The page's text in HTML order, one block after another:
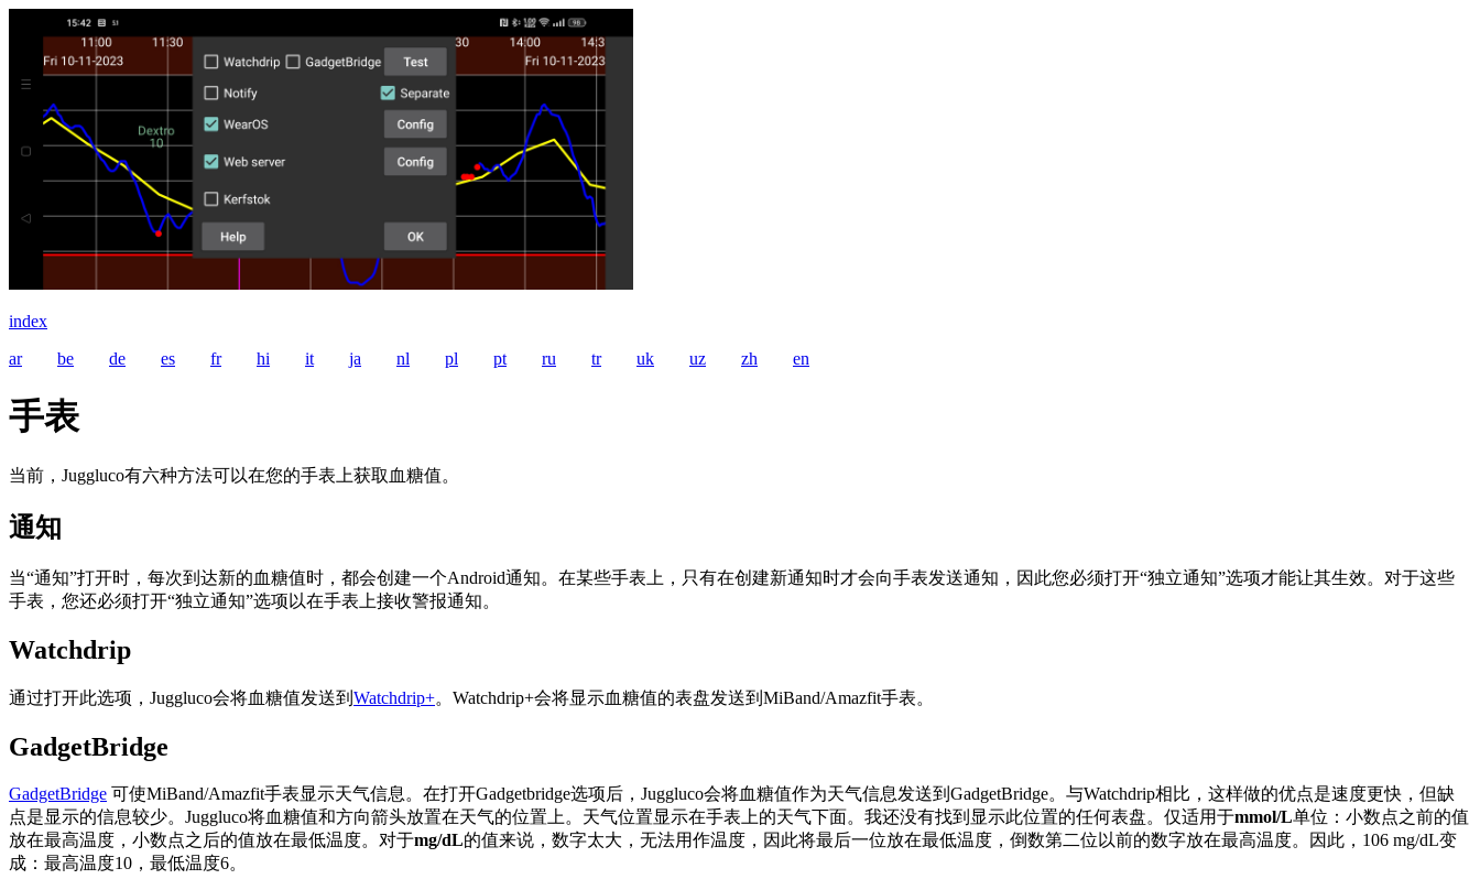
index
ar
be de es fr hi it ja nl pl pt ru tr uk uz zh en
手表
当前，Juggluco有六种方法可以在您的手表上获取血糖值。
通知
当“通知”打开时，每次到达新的血糖值时，都会创建一个Android通知。在某些手表上，只有在创建新通知时才会向手表发送通知，因此您必须打开“独立通知”选项才能让其生效。对于这些
手表，您还必须打开“独立通知”选项以在手表上接收警报通知。
Watchdrip
通过打开此选项，Juggluco会将血糖值发送到 Watchdrip+。Watchdrip+会将显示血糖值的表盘发送到MiBand/Amazfit手表。
GadgetBridge
GadgetBridge 可使MiBand/Amazfit手表显示天气信息。在打开Gadgetbridge选项后，Juggluco会将血糖值作为天气信息发送到GadgetBridge。与Watchdrip相比，这样做的优点是速度更快，但缺
点是显示的信息较少。Juggluco将血糖值和方向箭头放置在天气的位置上。天气位置显示在手表上的天气下面。我还没有找到显示此位置的任何表盘。仅适用于mmol/L单位：小数点之前的值
放在最高温度，小数点之后的值放在最低温度。对于mg/dL的值来说，数字太大，无法用作温度，因此将最后一位放在最低温度，倒数第二位以前的数字放在最高温度。因此，106 mg/dL变
成：最高温度10，最低温度6。